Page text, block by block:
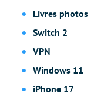
Livres photos
Switch 2
VPN
Windows 11
iPhone 17